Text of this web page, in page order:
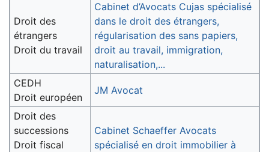
Droit des
étrangers
Droit du travail
Cabinet d’Avocats Cujas spécialisé
dans le droit des étrangers,
régularisation des sans papiers,
droit au travail, immigration,
naturalisation,...
CEDH
Droit européen
JM Avocat
Droit des
successions
Droit fiscal
Cabinet Schaeffer Avocats
spécialisé en droit immobilier à